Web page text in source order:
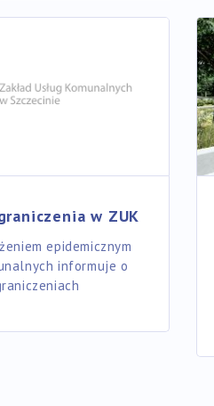
w ZUK
epidemicznym
informuje o